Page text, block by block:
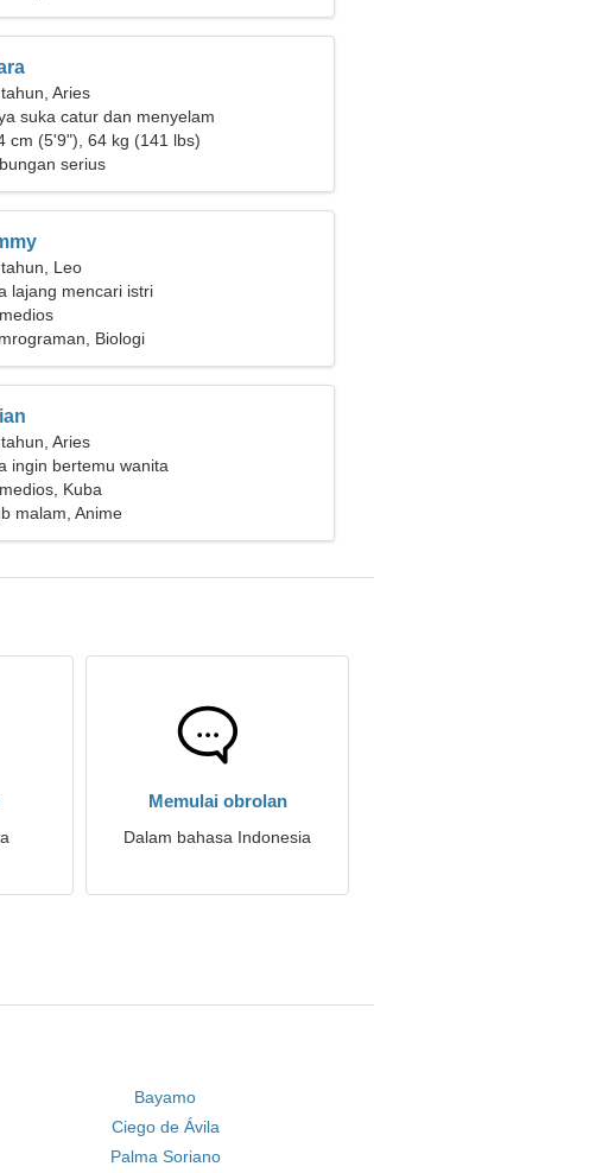
Aries
suka catur dan menyelam
cm (5'9"), 64 kg (141 lbs)
serius
Leo
lajang mencari istri
Biologi
Aries
ingin bertemu wanita
Kuba
malam, Anime
Memulai obrolan
Dalam bahasa Indonesia
Bayamo
Ciego de Ávila
Palma Soriano